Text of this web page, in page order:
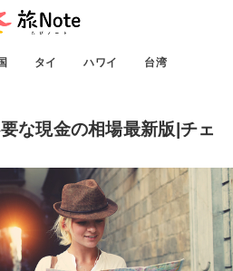
タイ ハワイ 台湾
な現金の相場最新版|チェ